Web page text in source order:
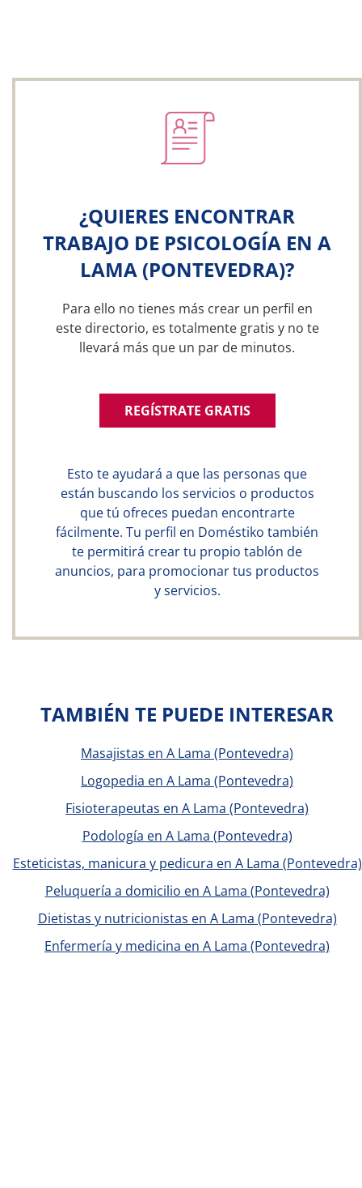
¿QUIERES ENCONTRAR
TRABAJO DE PSICOLOGÍA EN A
LAMA (PONTEVEDRA)?
Para ello no tienes más crear un perfil en
este directorio, es totalmente gratis y no te
llevará más que un par de minutos.
REGÍSTRATE GRATIS
Esto te ayudará a que las personas que
están buscando los servicios o productos
que tú ofreces puedan encontrarte
fácilmente. Tu perfil en Doméstiko también
te permitirá crear tu propio tablón de
anuncios, para promocionar tus productos
y servicios.
TAMBIÉN TE PUEDE INTERESAR
Masajistas en A Lama (Pontevedra)
Logopedia en A Lama (Pontevedra)
Fisioterapeutas en A Lama (Pontevedra)
Podología en A Lama (Pontevedra)
Esteticistas, manicura y pedicura en A Lama (Pontevedra)
Peluquería a domicilio en A Lama (Pontevedra)
Dietistas y nutricionistas en A Lama (Pontevedra)
Enfermería y medicina en A Lama (Pontevedra)